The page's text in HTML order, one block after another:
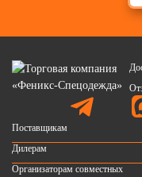
Поставщикам
Дилерам
Организаторам совместных